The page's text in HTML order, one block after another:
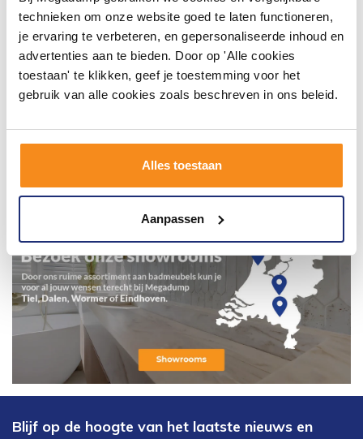
technieken om onze website goed te laten functioneren,
je ervaring te verbeteren, en gepersonaliseerde inhoud en
advertenties aan te bieden. Door op 'Alle cookies
toestaan' te klikken, geef je toestemming voor het
gebruik van alle cookies zoals beschreven in ons beleid.
Alles toestaan
Aanpassen
Blijf op de hoogte van het laatste nieuws en